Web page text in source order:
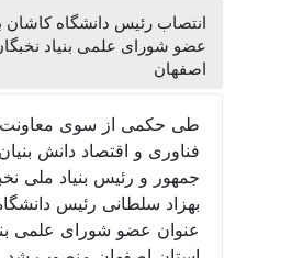
انتصاب رئیس دانشگاه کاشان
عضو شورای علمی بنیاد
اصفهان
طی حکمی از سوی
فناوری و اقتصاد دانش
جمهور و رئیس بنیاد ملی
بهزاد سلطانی رئیس
عنوان عضو شورای علمی